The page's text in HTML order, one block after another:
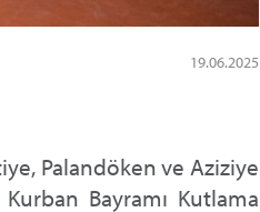
19.06.2025
Palandöken ve Aziziye
Bayramı Kutlama